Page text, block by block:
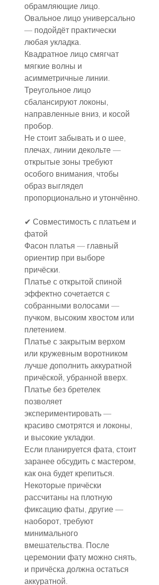
обрамляющие лицо.
Овальное лицо универсально
— подойдёт практически
любая укладка.
Квадратное лицо смягчат
мягкие волны и
асимметричные линии.
Треугольное лицо
сбалансируют локоны,
направленные вниз, и косой
пробор.
Не стоит забывать и о шее,
плечах, линии декольте —
открытые зоны требуют
особого внимания, чтобы
образ выглядел
пропорционально и утончённо.
✔ Совместимость с платьем и
фатой
Фасон платья — главный
ориентир при выборе
причёски.
Платье с открытой спиной
эффектно сочетается с
собранными волосами —
пучком, высоким хвостом или
плетением.
Платье с закрытым верхом
или кружевным воротником
лучше дополнить аккуратной
причёской, убранной вверх.
Платье без бретелек
позволяет
экспериментировать —
красиво смотрятся и локоны,
и высокие укладки.
Если планируется фата, стоит
заранее обсудить с мастером,
как она будет крепиться.
Некоторые причёски
рассчитаны на плотную
фиксацию фаты, другие —
наоборот, требуют
минимального
вмешательства. После
церемонии фату можно снять,
и причёска должна остаться
аккуратной.